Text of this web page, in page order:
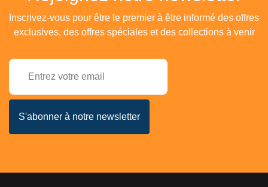
Inscrivez-vous pour être le premier à être informé des offres
exclusives, des offres spéciales et des collections à venir